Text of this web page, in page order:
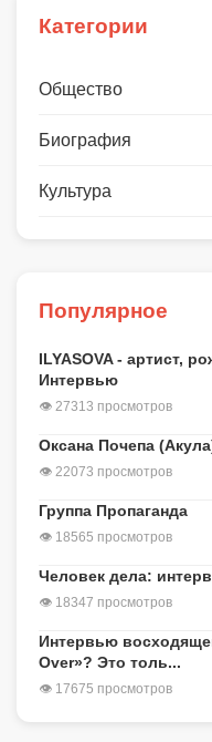
Категории
Общество
Биография
Культура
Популярное
ILYASOVA - артист,
Интервью
👁 27313 просмотров
Оксана Почепа
👁 22073 просмотров
Группа Пропаганда
👁 18565 просмотров
Человек дела:
👁 18347 просмотров
Интервью
Over»? Это толь...
👁 17675 просмотров